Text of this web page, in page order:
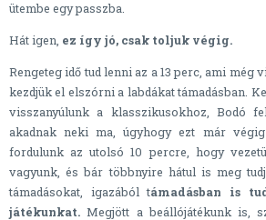
ütembe egy passzba.
Hát igen, ez így jó, csak toljuk végig.
Rengeteg idő tud lenni az a 13 perc, ami még
kezdjük el elszórni a labdákat támadásban.
visszanyúlunk a klasszikusokhoz, Bodó
akadnak neki ma, úgyhogy ezt már
fordulunk az utolsó 10 percre, hogy
vagyunk, és bár többnyire hátul is meg
támadásokat, igazából támadásban is
játékunkat. Megjött a beállójátékunk is,